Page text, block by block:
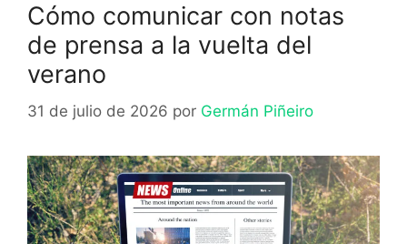
Cómo comunicar con notas
de prensa a la vuelta del
verano
31 de julio de 2026 por Germán Piñeiro